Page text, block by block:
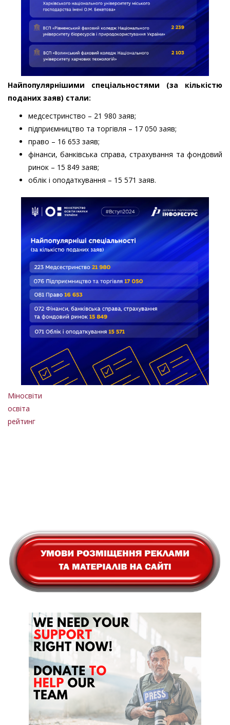
Найпопулярнішими спеціальностями (за кількістю
поданих заяв) стали:
медсестринство – 21 980 заяв;
підприємництво та торгівля – 17 050 заяв;
право – 16 653 заяв;
фінанси, банківська справа, страхування та фондовий
ринок – 15 849 заяв;
облік і оподаткування – 15 571 заяв.
Міносвіти
освіта
рейтинг